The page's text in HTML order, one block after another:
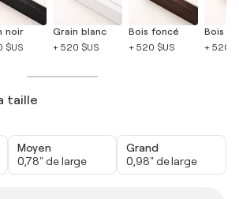
noir
$US
Grain blanc
+ 520 $US
Bois foncé
+ 520 $US
Bois
+ 520
taille
Moyen
0,78" de large
Grand
0,98" de large